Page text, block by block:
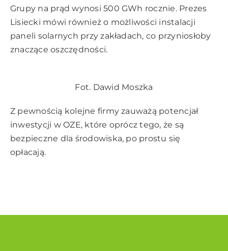
Grupy na prąd wynosi 500 GWh rocznie. Prezes
Lisiecki mówi również o możliwości instalacji
paneli solarnych przy zakładach, co przyniosłoby
znaczące oszczędności.
Fot. Dawid Moszka
Z pewnością kolejne firmy zauważą potencjał
inwestycji w OZE, które oprócz tego, że są
bezpieczne dla środowiska, po prostu się
opłacają.